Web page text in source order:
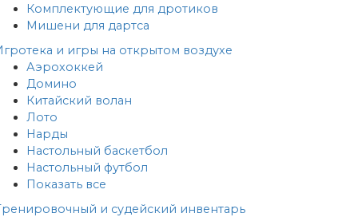
Комплектующие для дротиков
Мишени для дартса
и игры на открытом воздухе
Аэрохоккей
Домино
Китайский волан
Лото
Нарды
Настольный баскетбол
Настольный футбол
Показать все
и судейский инвентарь